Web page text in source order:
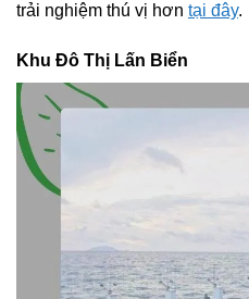
trải nghiệm thú vị hơn tại đây.
Khu Đô Thị Lấn Biển